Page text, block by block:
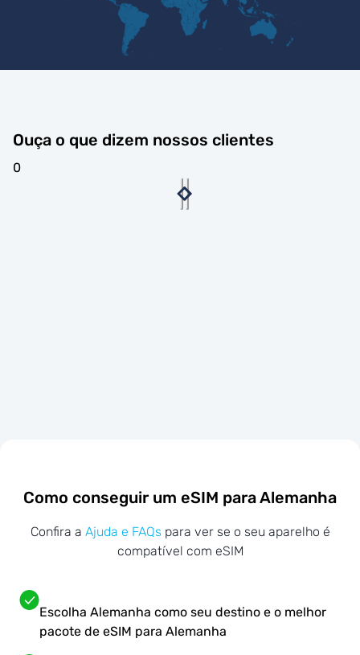
Ouça o que dizem nossos clientes
0
Como conseguir um eSIM para Alemanha
Confira a Ajuda e FAQs para ver se o seu aparelho é
compatível com eSIM
Escolha Alemanha como seu destino e o melhor
pacote de eSIM para Alemanha